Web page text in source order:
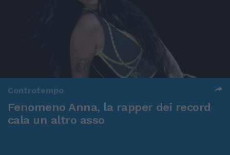
Controtempo
Fenomeno Anna, la rapper dei record
cala un altro asso